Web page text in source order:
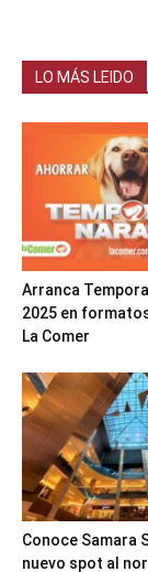
LO MÁS LEIDO
Arranca
2025 en
La Comer
Conoce Samara
nuevo spot al